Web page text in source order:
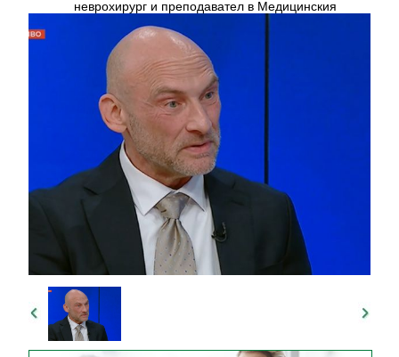
неврохирург и преподавател в Медицинския